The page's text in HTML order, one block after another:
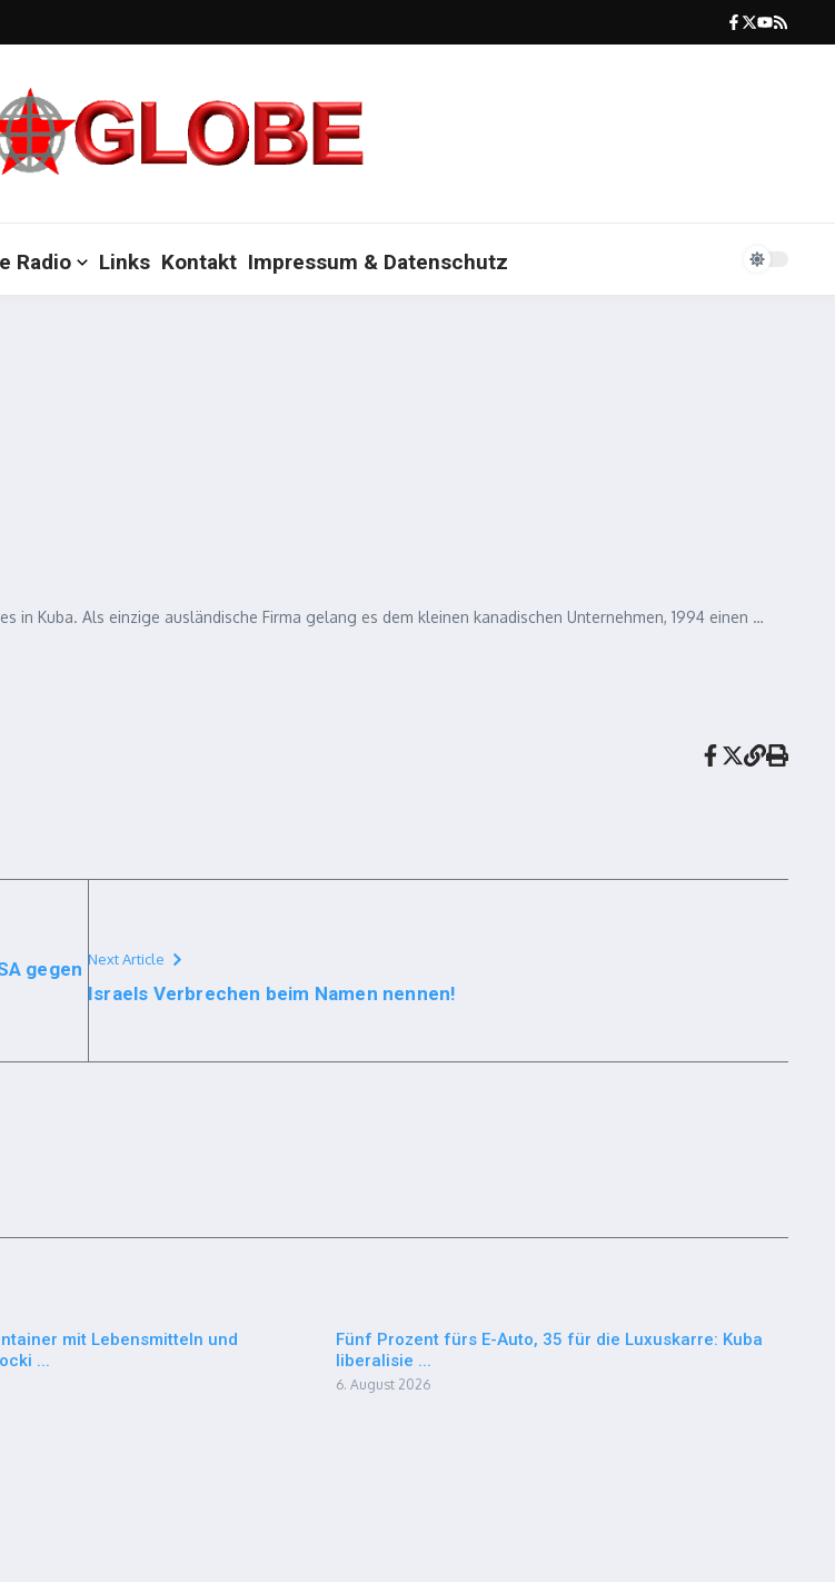
Radio Links Kontakt Impressum & Datenschutz
Kuba. Als einzige ausländische Firma gelang es dem kleinen kanadischen Unternehmen, 1994 einen …
gegen Next Article
Israels Verbrechen beim Namen nennen!
mit Lebensmitteln und
...
Fünf Prozent fürs E-Auto, 35 für die Luxuskarre: Kuba
liberalisie ...
6. August 2026